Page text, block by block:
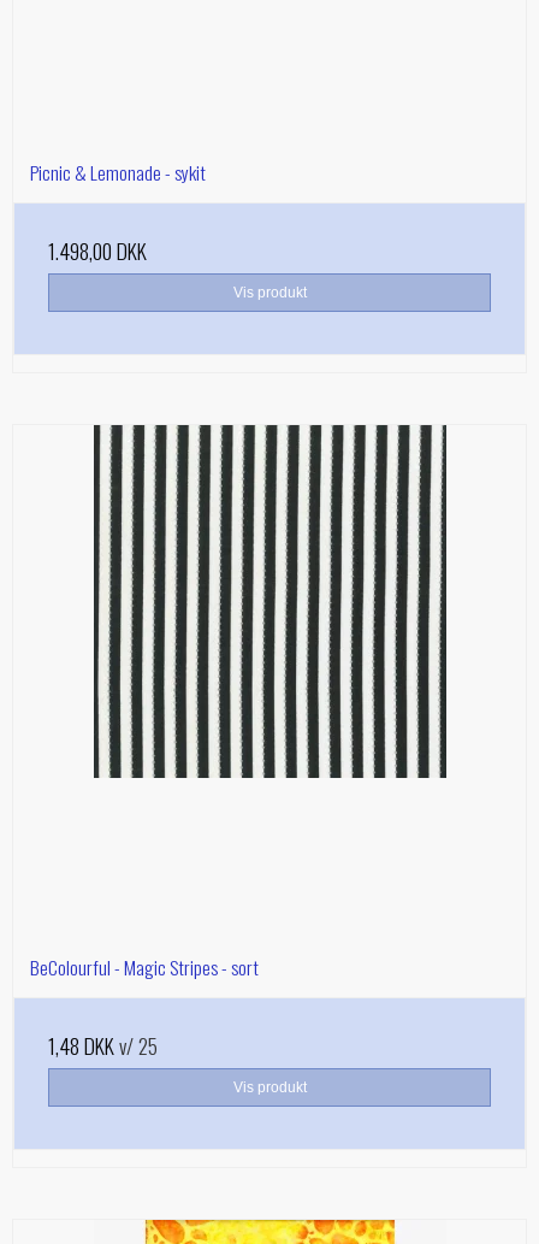
Picnic & Lemonade - sykit
1.498,00 DKK
Vis produkt
BeColourful - Magic Stripes - sort
1,48 DKKv/ 25
Vis produkt